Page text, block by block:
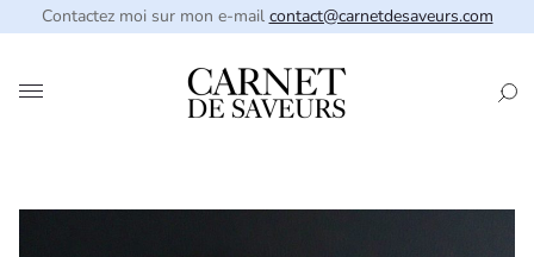
Contactez moi sur mon e-mail contact@carnetdesaveurs.com